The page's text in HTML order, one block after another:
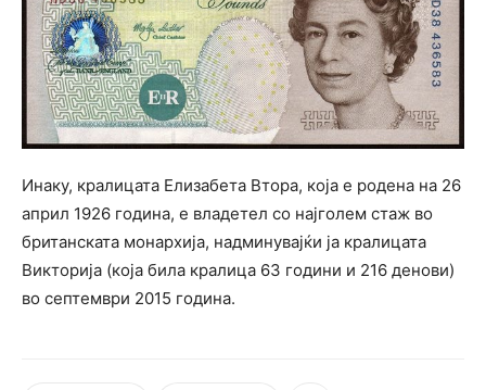
Инаку, кралицата Елизабета Втора, која е родена на 26
април 1926 година, е владетел со најголем стаж во
британската монархија, надминувајќи ја кралицата
Викторија (која била кралица 63 години и 216 денови)
во септември 2015 година.